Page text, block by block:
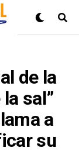
de la
sal”
a
su